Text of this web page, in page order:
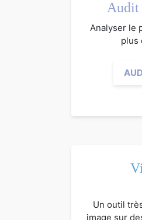
Audit
Analyser le
plus
Un outil
image sur